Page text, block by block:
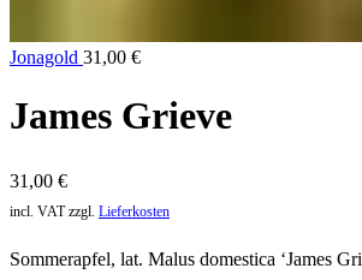
Jonagold 31,00 €
James Grieve
31,00 €
incl. VAT zzgl. Lieferkosten
Sommerapfel, lat. Malus domestica ‘James